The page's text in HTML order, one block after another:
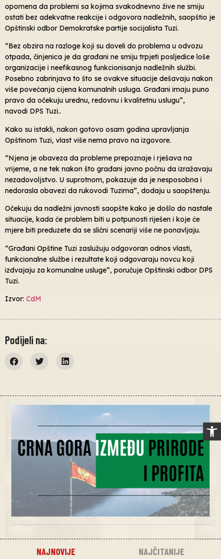
opomena da problemi sa kojima svakodnevno žive ne smiju
ostati bez adekvatne reakcije i odgovora nadležnih, saopštio je
Opštinski odbor Demokratske partije socijalista Tuzi.
“Bez obzira na razloge koji su doveli do problema u odvozu
otpada, činjenica je da građani ne smiju trpjeti posljedice loše
organizacije i neefikasnog funkcionisanja nadležnih službi.
Posebno zabrinjava to što se ovakve situacije dešavaju nakon
više povećanja cijena komunalnih usluga. Građani imaju puno
pravo da očekuju urednu, redovnu i kvalitetnu uslugu”,
navodi DPS Tuzi..
Kako su istakli, nakon gotovo osam godina upravljanja
Opštinom Tuzi, vlast više nema pravo na izgovore.
“Njena je obaveza da probleme prepoznaje i rješava na
vrijeme, a ne tek nakon što građani javno počnu da izražavaju
nezadovoljstvo. U suprotnom, pokazuje da je nesposobna i
nedorasla obavezi da rukovodi Tuzima”, dodaju u saopštenju.
Očekuju da nadležni javnosti saopšte kako je došlo do nastale
situacije, kada će problem biti u potpunosti riješen i koje će
mjere biti preduzete da se slični scenariji više ne ponavljaju.
“Građani Opštine Tuzi zaslužuju odgovoran odnos vlasti,
funkcionalne službe i rezultate koji odgovaraju novcu koji
izdvajaju za komunalne usluge”, poručuje Opštinski odbor DPS
Tuzi.
Izvor: CdM
Podijeli na:
NAJNOVIJE NAJČITANIJE